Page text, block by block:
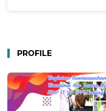
PROFILE